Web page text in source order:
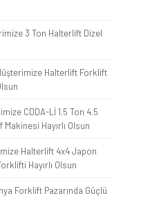
3 Ton Halterlift Dizel
Halterlift Forklift
CDDA-Lİ 1.5 Ton 4.5
Hayırlı Olsun
Halterlift 4x4 Japon
Hayırlı Olsun
Forklift Pazarında Güçlü